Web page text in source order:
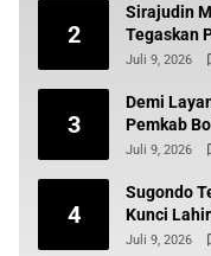
2
Sirajudin
Tegaskan
Juli 9, 2026
3
Demi
Pemkab
BLUD
Juli 9, 2026
4
Sugondo
Kunci
Juli 9, 2026